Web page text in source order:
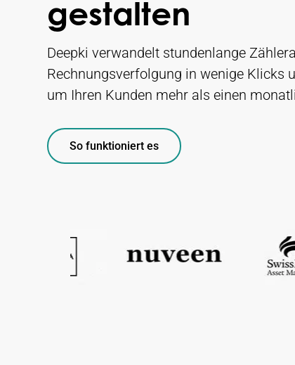
gestalten
Deepki verwandelt stundenlange
Rechnungsverfolgung in wenige Klicks
um Ihren Kunden mehr als einen
So funktioniert es